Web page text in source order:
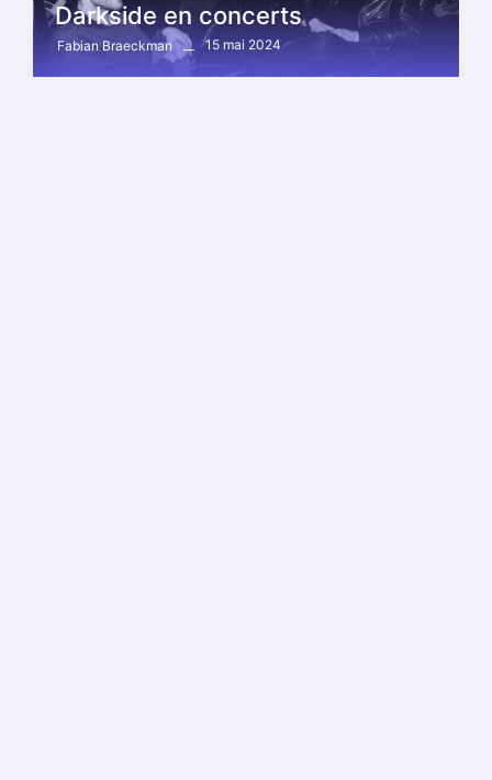
Darkside en concerts
Fabian Braeckman 15 mai 2024